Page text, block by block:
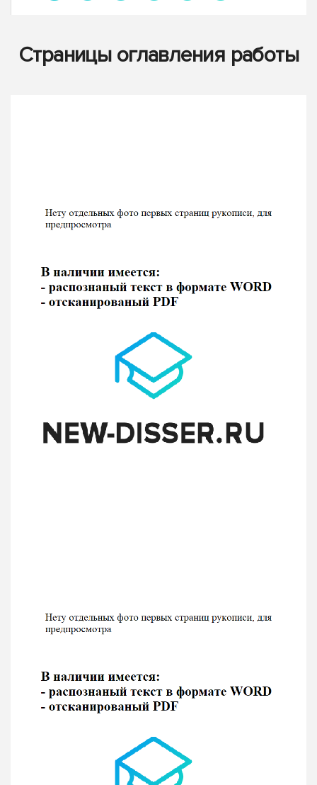
Страницы оглавления работы